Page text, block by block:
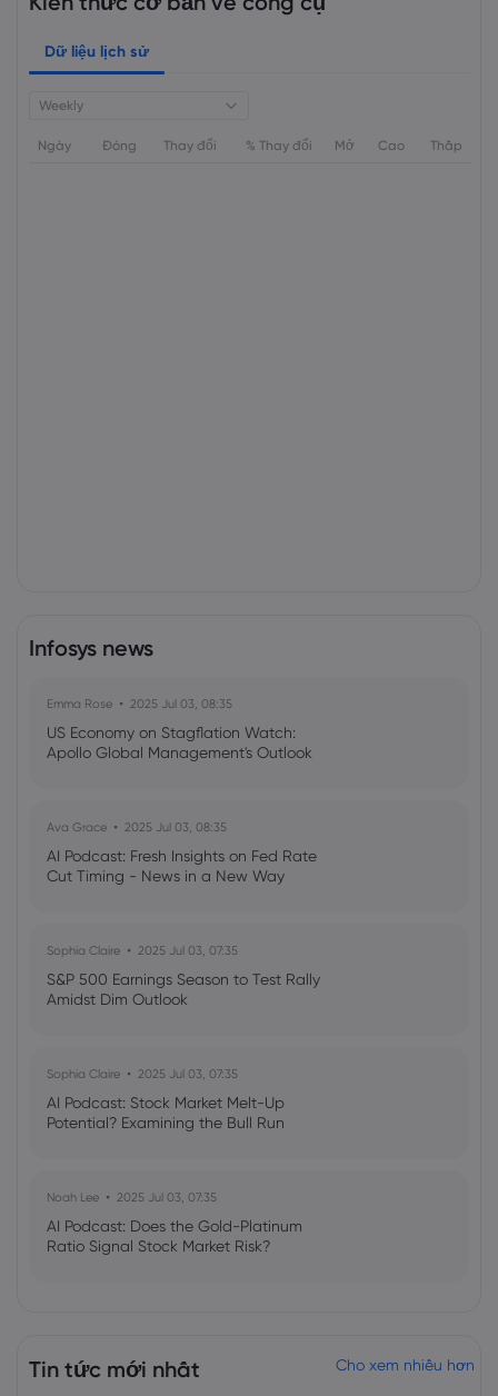
Dữ liệu lịch sử
Weekly
Ngày Đóng Thay đổi % Thay đổi Mở Cao Thấp
Infosys news
Emma Rose 2025 Jul 03, 08:35
US Economy on Stagflation Watch:
Apollo Global Management's Outlook
Ava Grace 2025 Jul 03, 08:35
AI Podcast: Fresh Insights on Fed Rate
Cut Timing - News in a New Way
Sophia Claire 2025 Jul 03, 07:35
S&P 500 Earnings Season to Test Rally
Amidst Dim Outlook
Sophia Claire 2025 Jul 03, 07:35
AI Podcast: Stock Market Melt-Up
Potential? Examining the Bull Run
Noah Lee 2025 Jul 03, 07:35
AI Podcast: Does the Gold-Platinum
Ratio Signal Stock Market Risk?
Tin tức mới nhất Cho xem nhiều hơn